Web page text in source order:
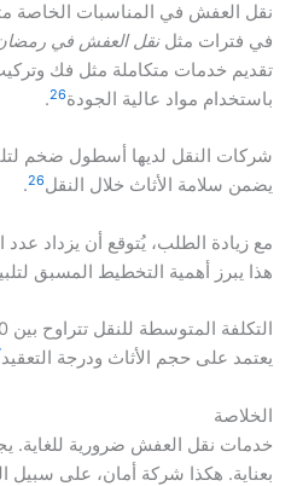
نقل العفش في المناسبات الخاصة
في فترات مثلنقل العفش في
تقديم خدمات متكاملة مثل فك
باستخدام مواد عالية الجودة26
.
شركات النقل لديها أسطول ضخم
يضمن سلامة الأثاث خلال النقل26
.
هذا يبرز أهمية التخطيط المسبق
يعتمد على حجم الأثاث ودرجة التعقيد
الخلاصة
خدمات نقل العفش ضرورية للغاية.
بعناية. هكذا شركة أمان، على سبيل